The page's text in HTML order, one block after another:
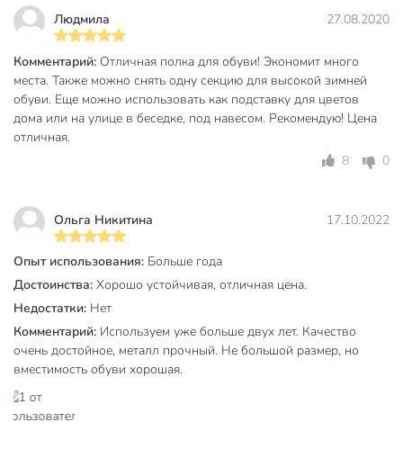
Конструкция
Угловая
прямые
Форма
прямоугольный
Материал
без крепления
Особенности конструкции
Расположение
С бортиками
Необычный дизайн
обычные
Назначение
Людмила 27.08.2020
Комментарий: Отличная полка для обуви! Экономит много
места. Также можно снять одну секцию для высокой зимней
обуви. Еще можно использовать как подставку для цветов
дома или на улице в беседке, под навесом. Рекомендую! Цена
отличная.
8
0
Ольга Никитина 17.10.2022
Опыт использования: Больше года
Достоинства: Хорошо устойчивая, отличная цена.
Недостатки: Нет
Комментарий: Используем уже больше двух лет. Качество
очень достойное, металл прочный. Не большой размер, но
вместимость обуви хорошая.